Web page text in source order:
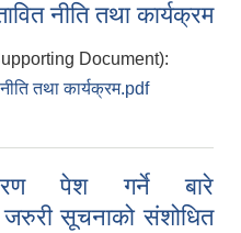
नीति तथा कार्यक्रम
Document):
तथा कार्यक्रम.pdf
पेश गर्ने बारे
जरुरी सूचनाको संशोधित